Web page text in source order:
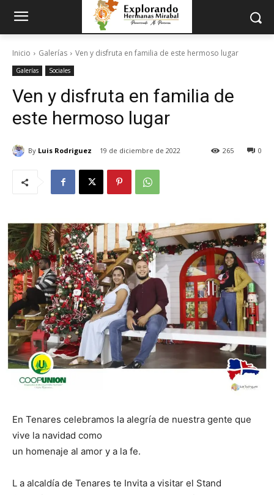
Inicio Galerías Ven y disfruta en familia de este hermoso lugar
Galerías Sociales
Ven y disfruta en familia de
este hermoso lugar
By Luis Rodriguez 19 de diciembre de 2022 0
265
En Tenares celebramos la alegría de nuestra gente que
vive la navidad como
un homenaje al amor y a la fe.
L a alcaldía de Tenares te Invita a visitar el Stand